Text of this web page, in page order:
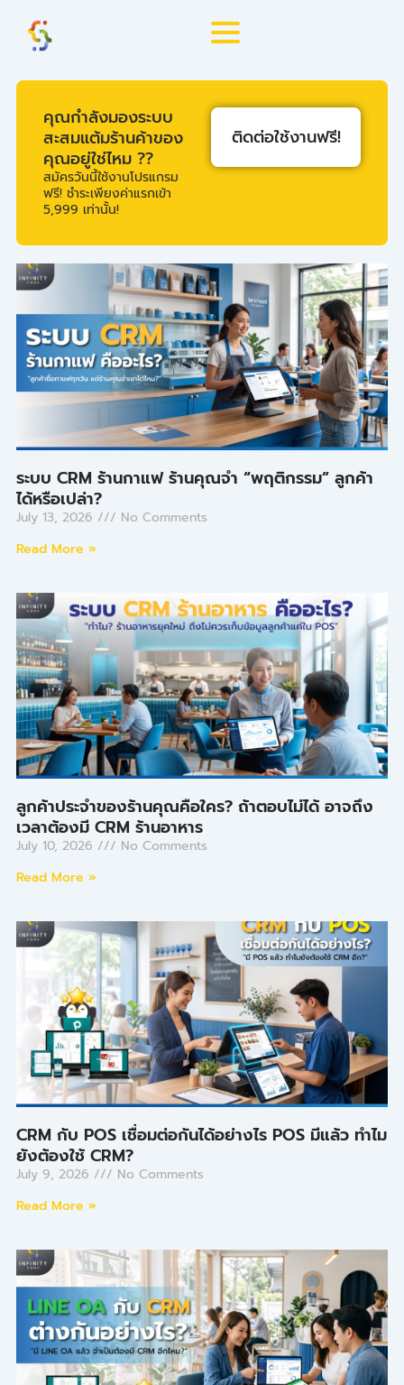
content
คุณกำลังมองระบบ
สะสมแต้มร้านค้าของ
คุณอยู่ใช่ไหม ??
สมัครวันนี้ใช้งานโปรแกรม
ฟรี! ชำระเพียงค่าแรกเข้า
5,999 เท่านั้น!
ติดต่อใช้งานฟรี!
ระบบ CRM ร้านกาแฟ ร้านคุณจำ “พฤติกรรม” ลูกค้า
ได้หรือเปล่า?
July 13, 2026
No Comments
Read More »
ลูกค้าประจำของร้านคุณคือใคร? ถ้าตอบไม่ได้ อาจถึง
เวลาต้องมี CRM ร้านอาหาร
July 10, 2026
No Comments
Read More »
CRM กับ POS เชื่อมต่อกันได้อย่างไร POS มีแล้ว ทำไม
ยังต้องใช้ CRM?
July 9, 2026
No Comments
Read More »